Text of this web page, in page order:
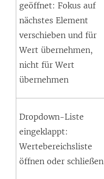
geöffnet: Fokus auf
nächstes Element
verschieben und für
Wert übernehmen,
nicht für Wert
übernehmen
Dropdown-Liste
eingeklappt:
Wertebereichsliste
öffnen oder schließen